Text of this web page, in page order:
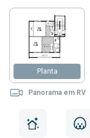
Planta
Panorama em RV